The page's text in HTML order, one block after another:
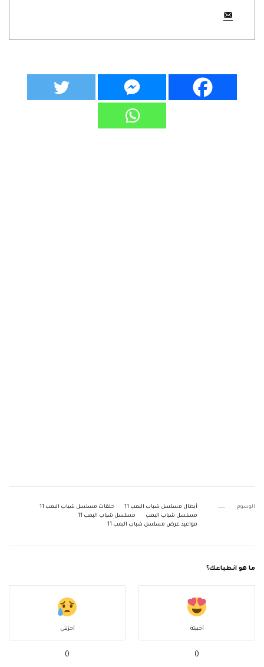
الوسوم أبطال مسلسل شباب البمب 11
حلقات مسلسل شباب البمب 11
مسلسل شباب البمب
مسلسل شباب البمب 11
مواعيد عرض مسلسل شباب البمب 11
ما هو انطباعك؟
أحببته
0
أحزنني
0